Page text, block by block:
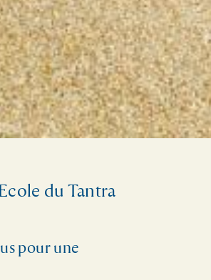
du Tantra
pour une